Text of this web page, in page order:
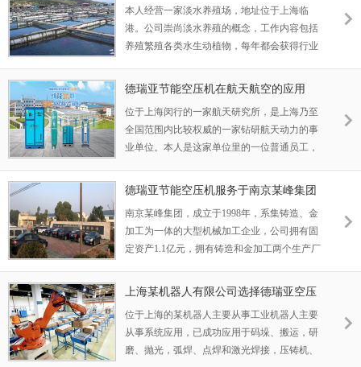
是比较强的。公司作为在军械行业具备很高资
质的一个企业，一直以来都有很多项目要接，
这几年生产的相关器材更是供不应求。
水产市场
本人经营一家淡水养殖场，地址位于上海临
港。公司崇尚淡水养殖的概念，工作内容包括
养殖繁殖各类水生动植物，每年都会获得行业
都会获得行业的认可，得到了一大批相关机构
德瑞亚节能空压机在航天航空的应用
位于上海闵行的一家航天研究所，是上海乃至
全国范围内比较权威的一家钻研航天动力的事
业单位。本人是这家单位里的一位普通员工，
体结合，来完成喷气式发动机的一套工作流
目，为了实施完整的一套项目，需要可靠的空
压机系统来实现项目的成功。
德瑞亚节能空压机服务于南京某峰集团
南京某峰集团，成立于1998年，系集铸造、金
加工为一体的大型机械加工企业，公司拥有固
定资产1.1亿元，拥有铸造和金加工两个生产厂
工1000余名，工程技术人员100余人，拥有铸
发动机领域生产油泵油咀等规模化的大型集团
企业。
上海某机器人有限公司选择德瑞亚空压
机成功案例
位于上海的某机器人主要从事工业机器人主要
从事系统应用，已成功应用于码垛、搬运，研
磨、抛光，弧焊、点焊和激光焊接，压铸机、